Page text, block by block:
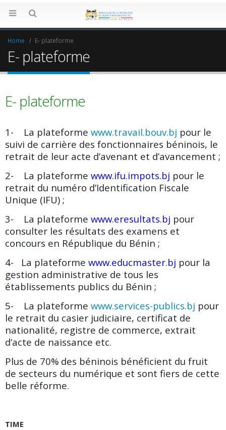
Home E- plateforme
E- plateforme
E- plateforme
1- La plateforme www.travail.bouv.bj pour le
suivi de carrière des fonctionnaires béninois, le
retrait de leur acte d’avenant et d’avancement ;
2- La plateforme www.ifu.impots.bj pour le
retrait du numéro d’Identification Fiscale
Unique (IFU) ;
3- La plateforme www.eresultats.bj pour
consulter les résultats des examens et
concours en République du Bénin ;
4- La plateforme www.educmaster.bj pour la
gestion administrative de tous les
établissements publics du Bénin ;
5- La plateforme www.services-publics.bj pour
le retrait du casier judiciaire, certificat de
nationalité, registre de commerce, extrait
d’acte de naissance etc.
Plus de 70% des béninois bénéficient du fruit
de secteurs du numérique et sont fiers de cette
belle réforme.
TIME